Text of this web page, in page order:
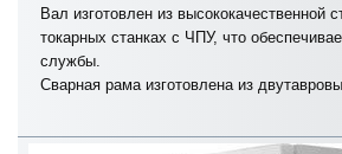
Вал изготовлен из высококачественной
токарных станках с ЧПУ, что
службы.
Сварная рама изготовлена из